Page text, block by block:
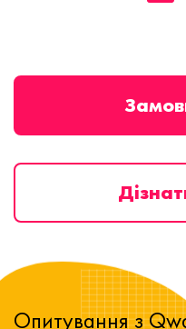
Опитування з